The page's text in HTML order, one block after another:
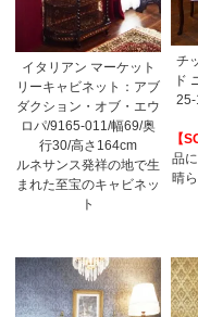
イタリアン マーケット
リーキャビネット：アブ
ダクション・オブ・エウ
ロパ/9165-011/幅69/奥
行30/高さ164cm
ルネサンス発祥の地で生
まれた至宝のキャビネッ
ト
チ
ド
25-
【
品
晴